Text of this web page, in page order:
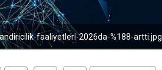
faaliyetleri-2026da-%188-artti.jpg